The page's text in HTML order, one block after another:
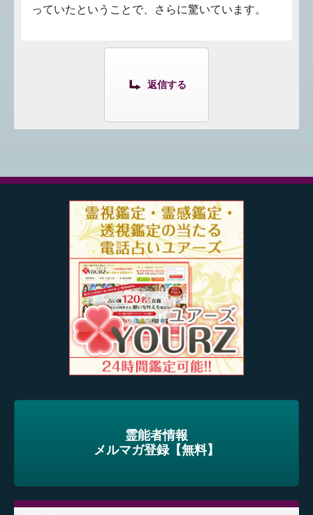
っていたということで、さらに驚いています。
返信する
霊能者情報
メルマガ登録【無料】